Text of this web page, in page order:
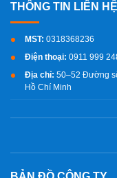
MST: 0318368236
Điện thoại: 0911 999
Địa chỉ: 50–52 Đường
Hồ Chí Minh